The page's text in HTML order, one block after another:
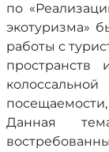
по
экотуризма»
работы с
пространств
Данная